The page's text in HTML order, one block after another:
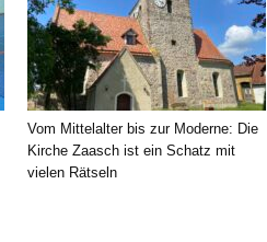
Vom Mittelalter bis zur Moderne: Die
Kirche Zaasch ist ein Schatz mit
vielen Rätseln